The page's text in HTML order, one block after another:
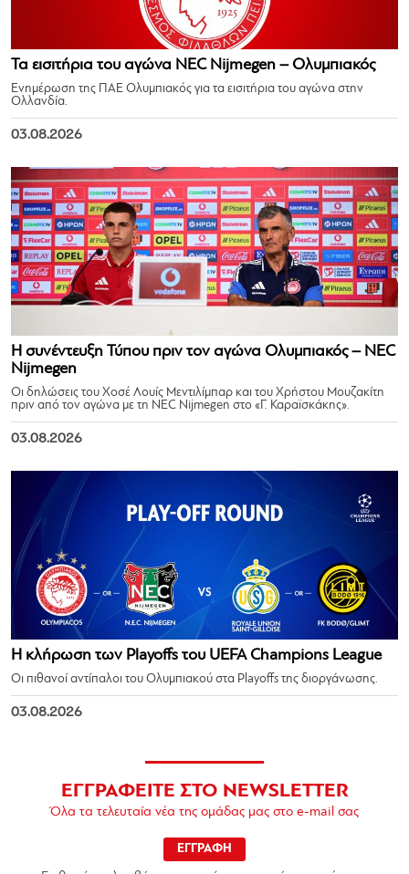
Τα εισιτήρια του αγώνα NEC Nijmegen – Ολυμπιακός
Ενημέρωση της ΠΑΕ Ολυμπιακός για τα εισιτήρια του αγώνα στην
Ολλανδία.
03.08.2026
Η συνέντευξη Τύπου πριν τον αγώνα Ολυμπιακός – NEC
Nijmegen
Οι δηλώσεις του Χοσέ Λουίς Μεντιλίμπαρ και του Χρήστου Μουζακίτη
πριν από τον αγώνα με τη NEC Nijmegen στο «Γ. Καραϊσκάκης».
03.08.2026
Η κλήρωση των Playoffs του UEFA Champions League
Οι πιθανοί αντίπαλοι του Ολυμπιακού στα Playoffs της διοργάνωσης.
03.08.2026
ΕΓΓΡΑΦΕΙΤΕ ΣΤΟ NEWSLETTER
Όλα τα τελευταία νέα της ομάδας μας στο e-mail σας
ΕΓΓΡΑΦΗ